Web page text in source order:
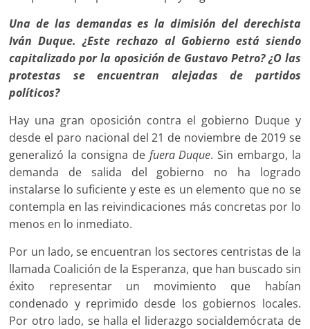
Una de las demandas es la dimisión del derechista
Iván Duque. ¿Este rechazo al Gobierno está siendo
capitalizado por la oposición de Gustavo Petro? ¿O las
protestas se encuentran alejadas de partidos
políticos?
Hay una gran oposición contra el gobierno Duque y
desde el paro nacional del 21 de noviembre de 2019 se
generalizó la consigna de fuera Duque. Sin embargo, la
demanda de salida del gobierno no ha logrado
instalarse lo suficiente y este es un elemento que no se
contempla en las reivindicaciones más concretas por lo
menos en lo inmediato.
Por un lado, se encuentran los sectores centristas de la
llamada Coalición de la Esperanza, que han buscado sin
éxito representar un movimiento que habían
condenado y reprimido desde los gobiernos locales.
Por otro lado, se halla el liderazgo socialdemócrata de